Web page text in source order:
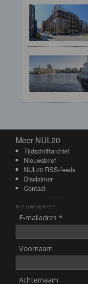
Meer NUL20
Meer NUL20
Tijdschriftarchief
Nieuwsbrief
NUL20 RSS-feeds
Disclaimer
Contact
NIEUWSBRIEF
E-mailadres *
Voornaam
Achternaam